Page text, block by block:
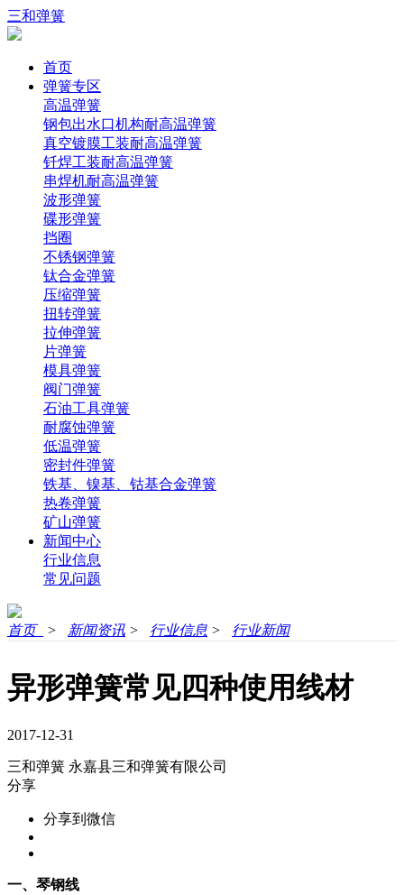
三和弹簧
首页
弹簧专区
高温弹簧
钢包出水口机构耐高温弹簧
真空镀膜工装耐高温弹簧
钎焊工装耐高温弹簧
串焊机耐高温弹簧
波形弹簧
碟形弹簧
挡圈
不锈钢弹簧
钛合金弹簧
压缩弹簧
扭转弹簧
拉伸弹簧
片弹簧
模具弹簧
阀门弹簧
石油工具弹簧
耐腐蚀弹簧
低温弹簧
密封件弹簧
铁基、镍基、钴基合金弹簧
热卷弹簧
矿山弹簧
新闻中心
行业信息
常见问题
首页 > 新闻资讯 > 行业信息 > 行业新闻
异形弹簧常见四种使用线材
2017-12-31
三和弹簧 永嘉县三和弹簧有限公司
分享
分享到微信
一、琴钢线